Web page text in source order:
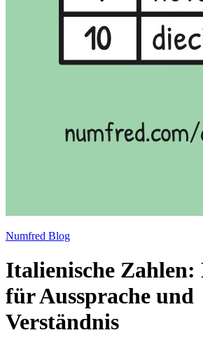
Numfred Blog
Italienische Zahlen:
für Aussprache und
Verständnis